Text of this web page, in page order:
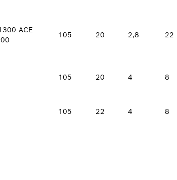
ACE
105 20 2,8 22
105 20 4 8
105 22 4 8